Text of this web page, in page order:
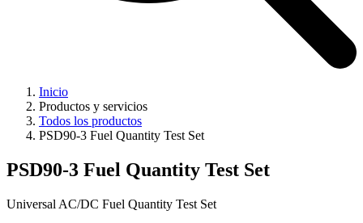
Inicio
Productos y servicios
Todos los productos
PSD90-3 Fuel Quantity Test Set
PSD90-3 Fuel Quantity Test Set
Universal AC/DC Fuel Quantity Test Set